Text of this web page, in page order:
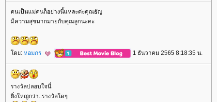
คนเป็นแม่คนก็อย่างนี้แหละค่ะคุณธัญ
มีความสุขมากมายกับคุณลูกนะคะ
ดย: หอมกร 1 ธันวาคม 2565 8:18:35 น.
รางวัลปลอบใจนี่
ิ่งใหญ่กว่า..รางวัลใดๆ